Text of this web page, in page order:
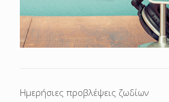
Ημερήσιες προβλέψεις ζωδίων